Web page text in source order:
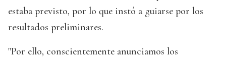
estaba previsto, por lo que instó a guiarse por los
resultados preliminares.
"Por ello, conscientemente anunciamos los